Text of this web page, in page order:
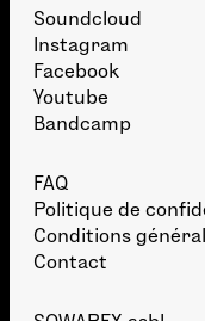
Soundcloud
Instagram
Facebook
Youtube
Bandcamp
FAQ
Politique de
Conditions
Contact